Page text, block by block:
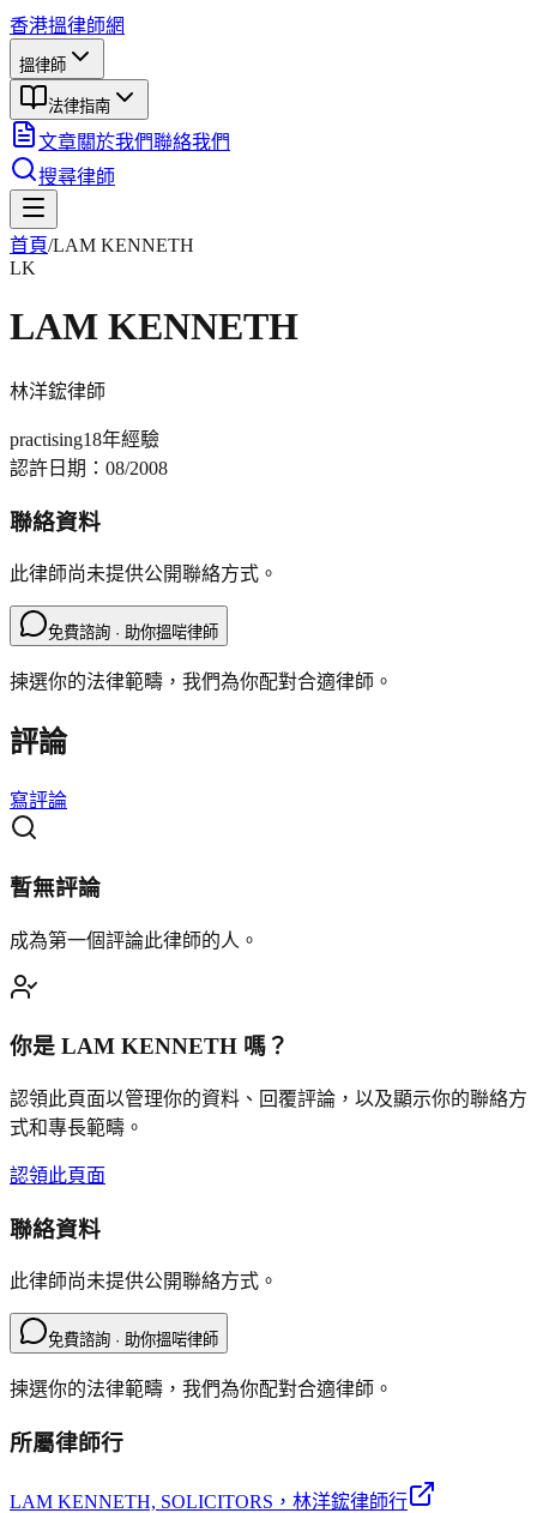
香港搵律師網
搵律師
法律指南
文章關於我們聯絡我們
搜尋律師
首頁/LAM KENNETH
LK
LAM KENNETH
林洋鋐律師
practising18年經驗
認許日期： 08/2008
聯絡資料
此律師尚未提供公開聯絡方式。
免費諮詢 · 助你搵啱律師
揀選你的法律範疇，我們為你配對合適律師。
評論
寫評論
暫無評論
成為第一個評論此律師的人。
你是 LAM KENNETH 嗎？
認領此頁面以管理你的資料、回覆評論，以及顯示你的聯絡方
式和專長範疇。
認領此頁面
聯絡資料
此律師尚未提供公開聯絡方式。
免費諮詢 · 助你搵啱律師
揀選你的法律範疇，我們為你配對合適律師。
所屬律師行
LAM KENNETH, SOLICITORS ，林洋鋐律師行